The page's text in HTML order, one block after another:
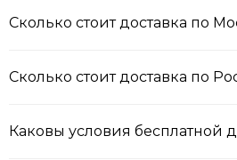
Сколько стоит доставка по
Сколько стоит доставка по
Каковы условия бесплатной